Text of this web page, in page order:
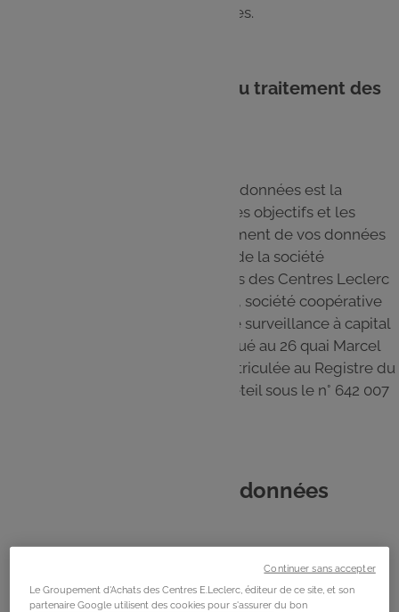
exemple des données personnelles.
1.3. Qui est le responsable du traitement des
Le responsable du traitement des données est la
personne ou l'organisme qui fixe les objectifs et les
modalités de collecte et de traitement de vos données
personnelles. Pour le Site, il s'agit de la société
coopérative Groupements d'Achats des Centres Leclerc
(ci-après “S.C. GALEC” ou “GALEC”), société coopérative
anonyme à directoire et conseil de surveillance à capital
variable dont le siège social est situé au 26 quai Marcel
Boyer, 94200 Ivry-sur-Seine, immatriculée au Registre du
Commerce et des Sociétés de Créteil sous le n° 642 007
2. D'où proviennent les données
Les données que nous utilisons sont collectées
Le Groupement d'Achats des Centres E.Leclerc, éditeur de ce site, et son
partenaire Google utilisent des cookies pour s'assurer du bon
Continuer sans accepter